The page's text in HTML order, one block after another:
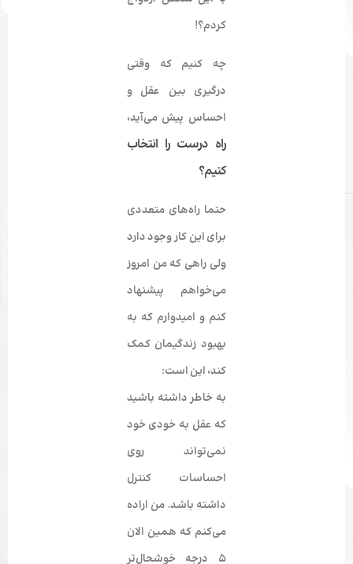
کردم؟!
چه کنیم که وقتی
درگیری بین عقل و
احساس پیش می­‌آید،
راه درست را انتخاب
کنیم؟
حتما راه­‌های متعددی
برای این کار وجود دارد
ولی راهی که من امروز
می­‌خواهم پیشنهاد
کنم و امیدوارم که به
بهبود زندگیمان کمک
کند، این است:
به خاطر داشته ­باشید
که عقل به خودی خود
نمی‌­تواند روی
احساسات کنترل
داشته باشد. من اراده
می‌­کنم که همین الان
5 درجه خوشحال‌­تر